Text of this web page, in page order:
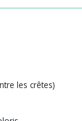
les crêtes)